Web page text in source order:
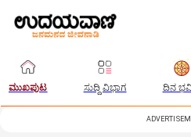
ಮುಖಪುಟ ಸುದ್ದಿ ವಿಭಾಗ ದಿನ